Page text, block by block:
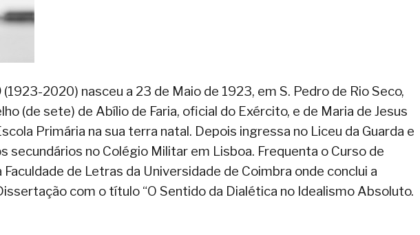
(1923-2020) nasceu a 23 de Maio de 1923, em S. Pedro de Rio Seco,
(de sete) de Abílio de Faria, oficial do Exército, e de Maria de Jesus
Primária na sua terra natal. Depois ingressa no Liceu da Guarda e
secundários no Colégio Militar em Lisboa. Frequenta o Curso de
de Letras da Universidade de Coimbra onde conclui a
com o título “O Sentido da Dialética no Idealismo Absoluto.